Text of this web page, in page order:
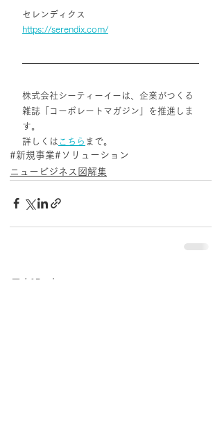
セレンディクス
https://serendix.com/
株式会社シーティーイーは、企業がつくる
雑誌「コーポレートマガジン」を推進しま
す。
詳しくは こちら まで。
#新規事業#ソリューション
ニュービジネス図解集